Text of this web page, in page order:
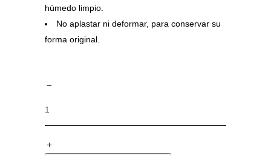
húmedo limpio.
No aplastar ni deformar, para conservar su
forma original.